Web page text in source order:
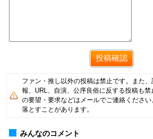
ファン・推し以外の投稿は禁止です。また
報、URL、自演、公序良俗に反する投稿も
の要望・要求などはメールでご連絡くださ
落とすことがあります。
みんなのコメント